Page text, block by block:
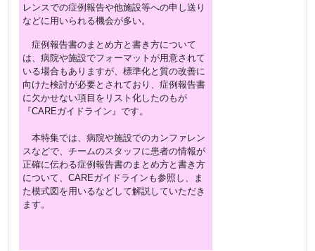
レンスでの症例報告や他施設等への申し送り
などに用いられる機会が多い。
症例報告書のまとめ方と書き方について
は、病院や施設でフォーマットが用意されて
いる場合もありますが、標準化と質の改善に
向けた検討が必要とされており、症例報告書
に欠かせない項目をリスト化したのもが
『CAREガイドライン』です。
本特集では、病院や施設でのカンファレン
スなどで、チームのスタッフに患者の情報が
正確に伝わる症例報告書のまとめ方と書き方
について、CAREガイドラインも参照し、ま
た模式図を用いるなどして解説していただき
ます。